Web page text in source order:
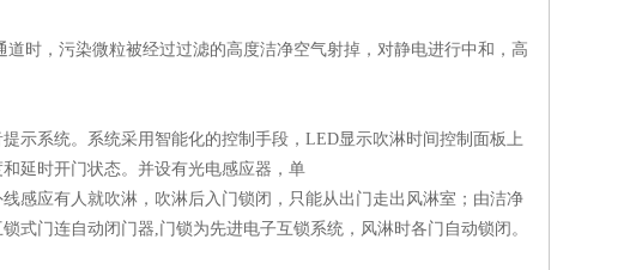
，污染微粒被经过过滤的高度洁净空气射掉，对静电进行中和，高
系统。系统采用智能化的控制手段，LED显示吹淋时间控制面板上
延时开门状态。并设有光电感应器，单
应有人就吹淋，吹淋后入门锁闭，只能从出门走出风淋室；由洁净
式门连自动闭门器,门锁为先进电子互锁系统，风淋时各门自动锁闭。